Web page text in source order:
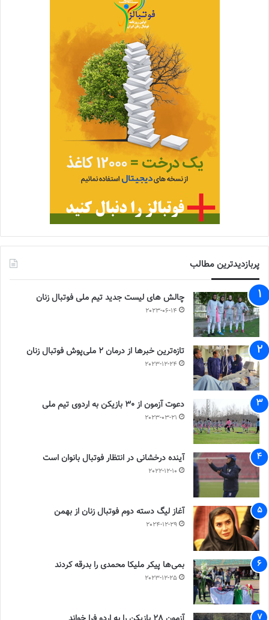
پربازدیدترین مطالب
چالش هاى ليست جدید تيم ملى فوتبال زنان
2023-06-14
تازه‌ترین خبرها از درمان ۲ ملی‌پوش فوتبال زنان
2023-12-24
دعوت آزمون از 30 بازیکن به اردوی تیم ملی
2023-03-21
آینده درخشانی در انتظار فوتبال بانوان است
2022-12-10
آغاز لیگ دسته دوم فوتبال زنان از بهمن
2024-12-29
بمی‌ها پیکر ملیکا محمدی را بدرقه کردند
2023-12-25